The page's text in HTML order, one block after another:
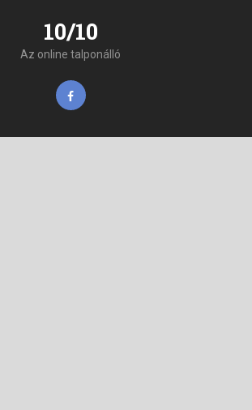
10/10
Az online talponálló